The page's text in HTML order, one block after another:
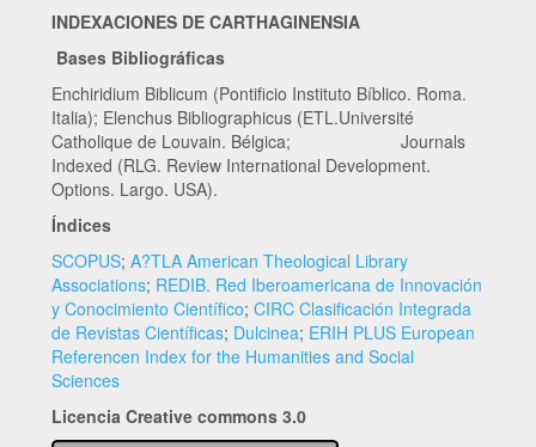
INDEXACIONES DE CARTHAGINENSIA
Bases Bibliográficas
Enchiridium Biblicum (Pontificio Instituto Bíblico. Roma.
Italia); Elenchus Bibliographicus (ETL.Université
Catholique de Louvain. Bélgica; Journals
Indexed (RLG. Review International Development.
Options. Largo. USA).
Índices
SCOPUS; A?TLA American Theological Library
Associations; REDIB. Red Iberoamericana de Innovación
y Conocimiento Científico; CIRC Clasificación Integrada
de Revistas Científicas; Dulcinea; ERIH PLUS European
Referencen Index for the Humanities and Social
Sciences
Licencia Creative commons 3.0